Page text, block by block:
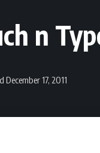
n
December 17, 2011